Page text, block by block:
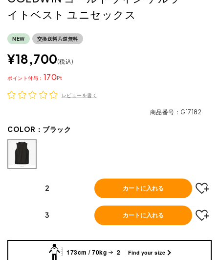
イトベスト ユニセックス
NEW 交換送料片道無料
¥18,700 税込
170
ポイント
レビューを書く
商品番号 G17182
COLOR： ブラック
2 カートに入れる
3 カートに入れる
173cm / 70kg 2 Find your size